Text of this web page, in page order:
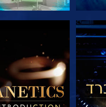
בדוק את הסדרה